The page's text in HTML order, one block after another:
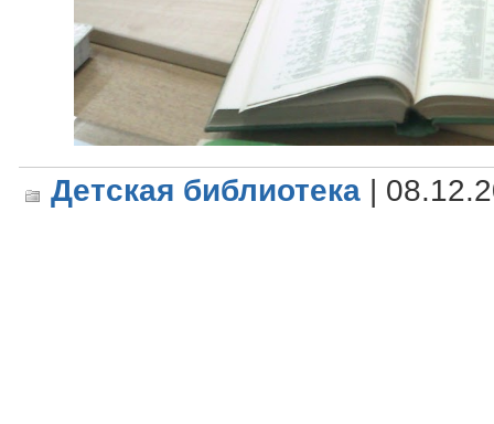
Детская библиотека |